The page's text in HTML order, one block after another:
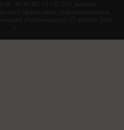
№: ЭЛ № ФС 77 – 87210, выдано
в сфере связи, информационных
(Роскомнадзор) 27 апреля 2024